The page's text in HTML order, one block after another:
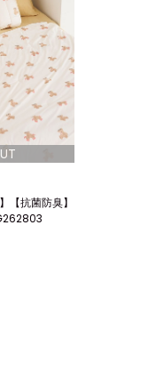
【抗菌防臭】